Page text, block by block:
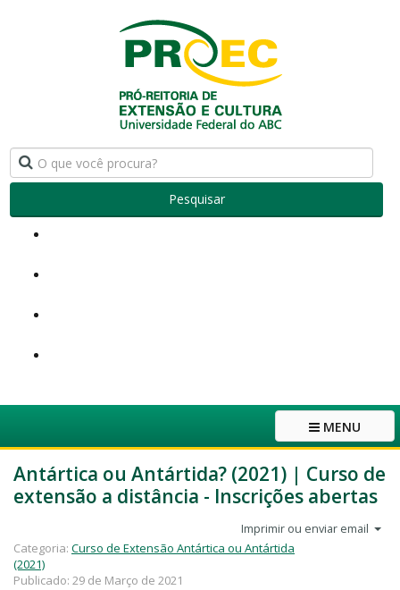
Pesquisar
MENU
Antártica ou Antártida? (2021) | Curso de
extensão a distância - Inscrições abertas
Imprimir ou enviar email
Categoria: Curso de Extensão Antártica ou Antártida
(2021)
Publicado: 29 de Março de 2021